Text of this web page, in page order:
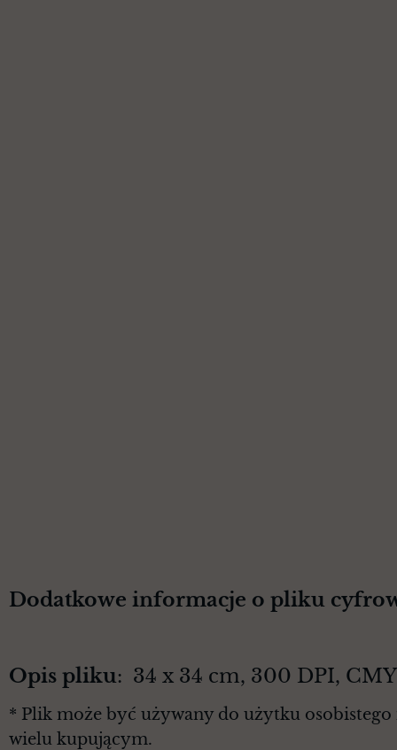
Dodatkowe informacje o pliku
Opis pliku: 34 x 34 cm, 300 DPI,
* Plik może być używany do użytku
wielu kupującym.